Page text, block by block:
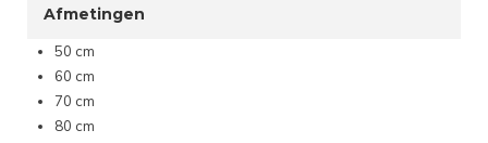
Afmetingen
50 cm
60 cm
70 cm
80 cm